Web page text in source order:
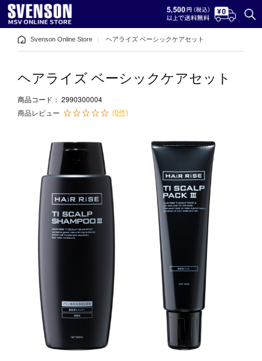
Svenson Online Store ヘアライズ ベーシックケアセット
ヘアライズ ベーシックケアセット
商品コード： 2990300004
商品レビュー (0件)